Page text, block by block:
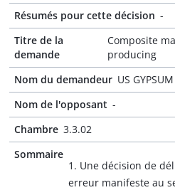
Résumés pour cette décision -
Titre de la
demande
Composite
producing
Nom du demandeur US GYPSUM
Nom de l'opposant -
Chambre 3.3.02
Sommaire
1. Une décision de
erreur manifeste au